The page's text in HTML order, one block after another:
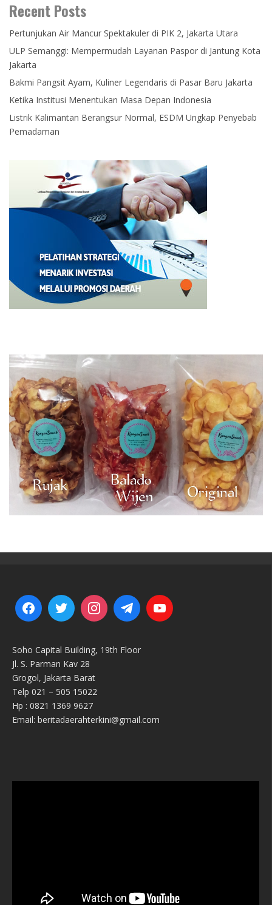
Recent Posts
Pertunjukan Air Mancur Spektakuler di PIK 2, Jakarta Utara
ULP Semanggi: Mempermudah Layanan Paspor di Jantung Kota
Jakarta
Bakmi Pangsit Ayam, Kuliner Legendaris di Pasar Baru Jakarta
Ketika Institusi Menentukan Masa Depan Indonesia
Listrik Kalimantan Berangsur Normal, ESDM Ungkap Penyebab
Pemadaman
Soho Capital Building, 19th Floor
Jl. S. Parman Kav 28
Grogol, Jakarta Barat
Telp 021 – 505 15022
Hp : 0821 1369 9627
Email: beritadaerahterkini@gmail.com